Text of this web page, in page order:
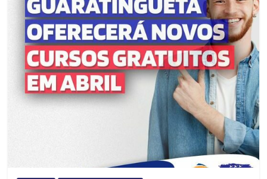
Estância
Turística
Guaratinguetá